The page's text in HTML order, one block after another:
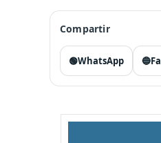
Compartir
🟢WhatsApp 🔵